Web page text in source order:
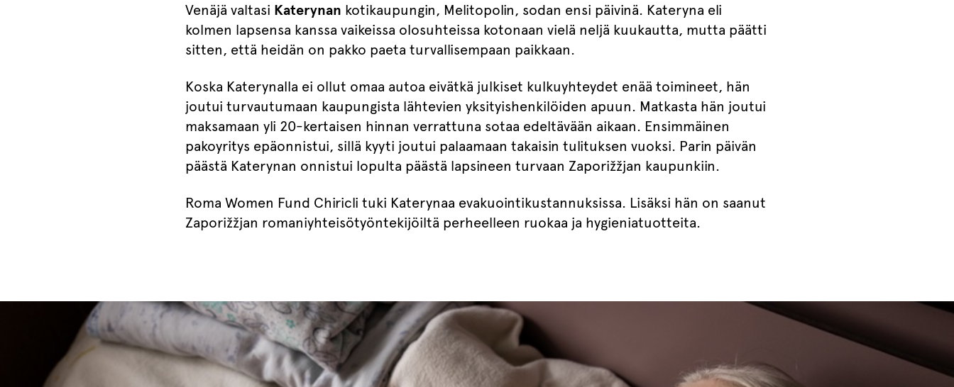
Venäjä valtasi Katerynan kotikaupungin, Melitopolin, sodan ensi päivinä. Kateryna eli
kolmen lapsensa kanssa vaikeissa olosuhteissa kotonaan vielä neljä kuukautta, mutta päätti
sitten, että heidän on pakko paeta turvallisempaan paikkaan.
Koska Katerynalla ei ollut omaa autoa eivätkä julkiset kulkuyhteydet enää toimineet, hän
joutui turvautumaan kaupungista lähtevien yksityishenkilöiden apuun. Matkasta hän joutui
maksamaan yli 20-kertaisen hinnan verrattuna sotaa edeltävään aikaan. Ensimmäinen
pakoyritys epäonnistui, sillä kyyti joutui palaamaan takaisin tulituksen vuoksi. Parin päivän
päästä Katerynan onnistui lopulta päästä lapsineen turvaan Zaporižžjan kaupunkiin.
Roma Women Fund Chiricli tuki Katerynaa evakuointikustannuksissa. Lisäksi hän on saanut
Zaporižžjan romaniyhteisötyöntekijöiltä perheelleen ruokaa ja hygieniatuotteita.